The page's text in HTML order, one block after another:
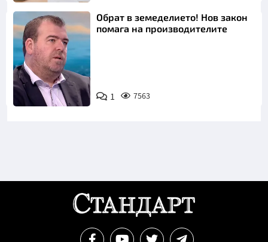
Снимка: бТВ
Обрат в земеделието! Нов закон
помага на производителите
1 7563